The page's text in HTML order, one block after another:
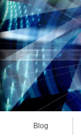
Blog